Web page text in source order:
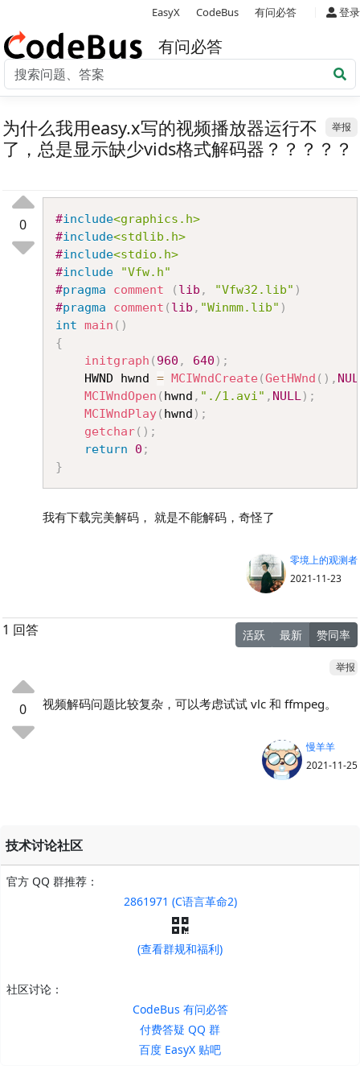
EasyX CodeBus 有问必答 登录
有问必答
举报
为什么我用easy.x写的视频播放器运行不
了，总是显示缺少vids格式解码器？？？？？
0 #include<graphics.h>
#include<stdlib.h>
#include<stdio.h>
#include
"Vfw.h"
#pragma comment ( lib , "Vfw32.lib" )
#pragma comment ( lib , "Winmm.lib" )
int main ( )
{
initgraph ( 960 , 640 ) ;
	HWND hwnd
= MCIWndCreate(GetHWnd ( ) ,
MCIWndOpen ( hwnd , "./1.avi" , NULL ) ;
MCIWndPlay( hwnd ) ;
getchar( ) ;
return
0 ;
}
我有下载完美解码， 就是不能解码，奇怪了
零境上的观测者
2021-11-23
1 回答 活跃 最新 赞同率
举报
0 视频解码问题比较复杂，可以考虑试试 vlc 和 ffmpeg。
慢羊羊
2021-11-25
技术讨论社区
官方 QQ 群推荐：
2861971 (C语言革命2)
(查看群规和福利)
社区讨论：
CodeBus 有问必答
付费答疑 QQ 群
百度 EasyX 贴吧